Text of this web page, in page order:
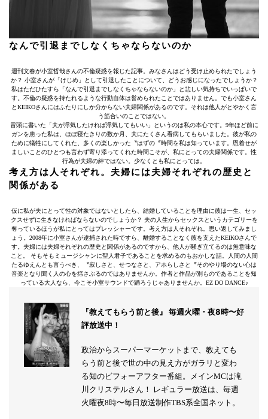
なんで引退までしなくちゃならないのか
週刊文春が小室哲哉さんの不倫疑惑を報じた記事。みなさんはどう受け止められたでしょう
か？ 小室さんが「けじめ」として引退したことについて、どうお感じになったでしょうか？
私はただひたすら「なんで引退までしなくちゃならないのか」と悲しい気持ちでいっぱいで
す。不倫の疑惑を持たれるような行動自体は誉められたことではありません。でも小室さん
とKEIKOさんにはふたりにしか分からない夫婦関係があるのです。それは他人がとやかく言
う筋合いのことではない。
冒頭に書いた「夫が浮気したければ浮気してもいい」というのは私の本心です。9年ほど前に
ガンを患った私は、ほぼ寝たきりの数か月、夫にたくさん看病してもらいました。彼が私の
ために犠牲にしてくれた、多くの楽しかった〝はずの〞時間を私は知っています。恩着せが
ましいことのひとつも言わず寄り添ってくれた時間こそが、私にとっての夫婦関係です。性
行為が夫婦の絆ではない。少なくとも私にとっては。
考え方は人それぞれ。夫婦には夫婦それぞれの歴史と
関係がある
仮に私が夫にとって性の対象ではないとしたら、結婚していることを理由に彼は一生、セッ
クスせずに生きなければならないのでしょうか？ 夫の人生からセックスというカテゴリーを
奪っているほうが私にとってはプレッシャーです。考え方は人それぞれ。思い返してみまし
ょう。2008年に小室さんが逮捕された時ですら、離婚することなく彼を支えたKEIKOさんで
す。夫婦には夫婦それぞれの歴史と関係があるのですから、他人が騒ぎ立てるのは無意味な
こと。 そもそもミュージシャンに聖人君子であることを求めるのもおかしな話。人間の人間
たるゆえんとも言うべき、〝寂しさと、せつなさと、アホらしさと〞そのやり場のない心は
音楽となり聞く人の心を揺さぶるのではありませんか。作者と作品が別ものであることを知
っている大人なら、今こそ小室サウンドで踊ろうじゃありませんか。EZ DO DANCE♪
『教えてもらう前と後』 毎週火曜・夜8時〜好
評放送中！
政治からスーパーマーケットまで、教えても
らう前と後で世の中の見え方がガラリと変わ
る知のビフォーアフター番組。メインMCは滝
川クリステルさん！ レギュラー放送は、毎週
火曜夜8時〜毎日放送制作TBS系全国ネット。